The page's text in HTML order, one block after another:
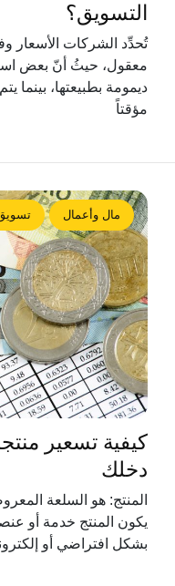
التسويق؟
تُحدِّد الشركات الأسعار
معقول، حيثُ أنّ بعض
ديمومة بطبيعتها، بينما
مؤقتاً
مال وأعمال
كيفية تسعير
دخلك
المنتج: هو السلعة
يكون المنتج خدمة أو
بشكل افتراضي أو